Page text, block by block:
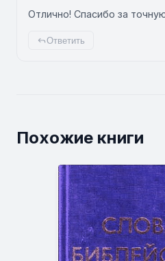
Отлично! Спасибо за
Ответить
Похожие книги